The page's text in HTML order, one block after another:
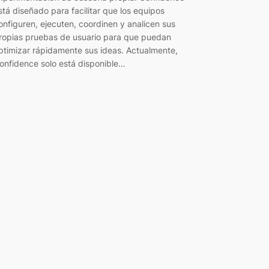
diseñado para facilitar que los equipos
ejecuten, coordinen y analicen sus
pruebas de usuario para que puedan
rápidamente sus ideas. Actualmente,
solo está disponible…